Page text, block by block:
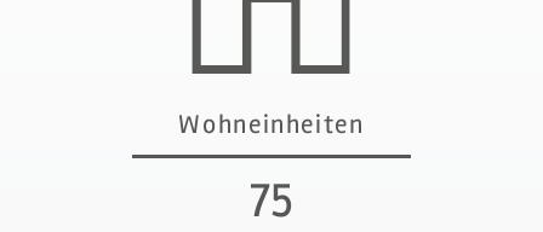
Wohneinheiten
76